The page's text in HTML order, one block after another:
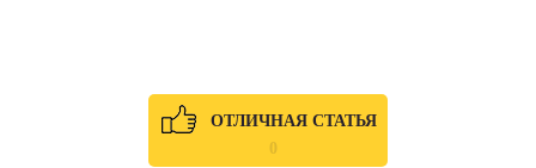
ОТЛИЧНАЯ СТАТЬЯ
0